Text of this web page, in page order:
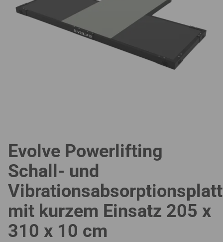
Evolve Powerlifting
Schall- und
mit kurzem Einsatz 205 x
310 x 10 cm